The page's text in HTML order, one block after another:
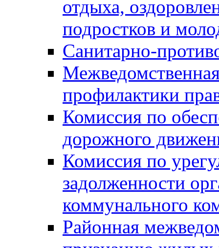
отдыха,
подростков и
Санитарно-
профилактики
Комиссия по
дорожного
Комиссия по
задолженности
коммунального
Районная